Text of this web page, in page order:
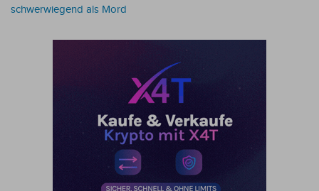
schwerwiegend als Mord